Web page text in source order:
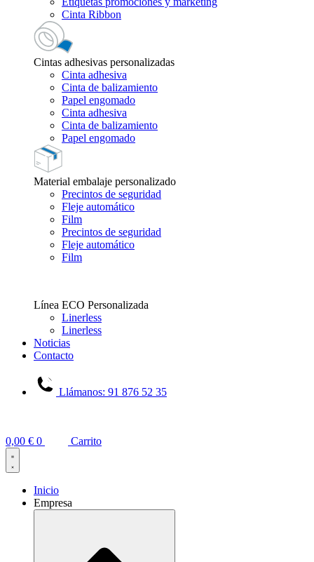
Cinta Ribbon
Cintas adhesivas personalizadas
Cinta adhesiva
Cinta de balizamiento
Papel engomado
Cinta adhesiva
Cinta de balizamiento
Papel engomado
Material embalaje personalizado
Precintos de seguridad
Fleje automático
Film
Precintos de seguridad
Fleje automático
Film
Línea ECO Personalizada
Linerless
Linerless
Noticias
Contacto
Llámanos: 91 876 52 35
0,00 € 0 Carrito
Inicio
Empresa